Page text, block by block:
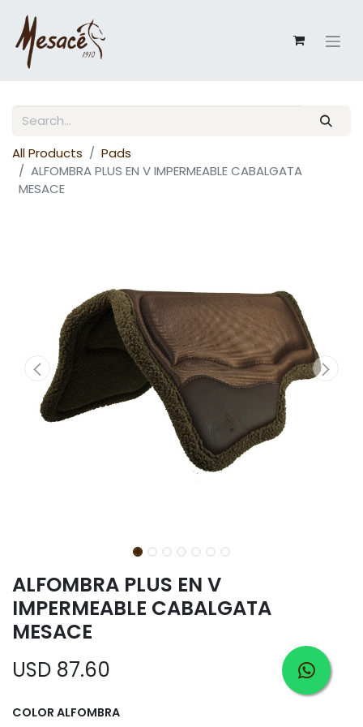
All Products
Pads
ALFOMBRA PLUS EN V IMPERMEABLE CABALGATA
MESACE
ALFOMBRA PLUS EN V
IMPERMEABLE CABALGATA
MESACE
USD 87.60
COLOR ALFOMBRA